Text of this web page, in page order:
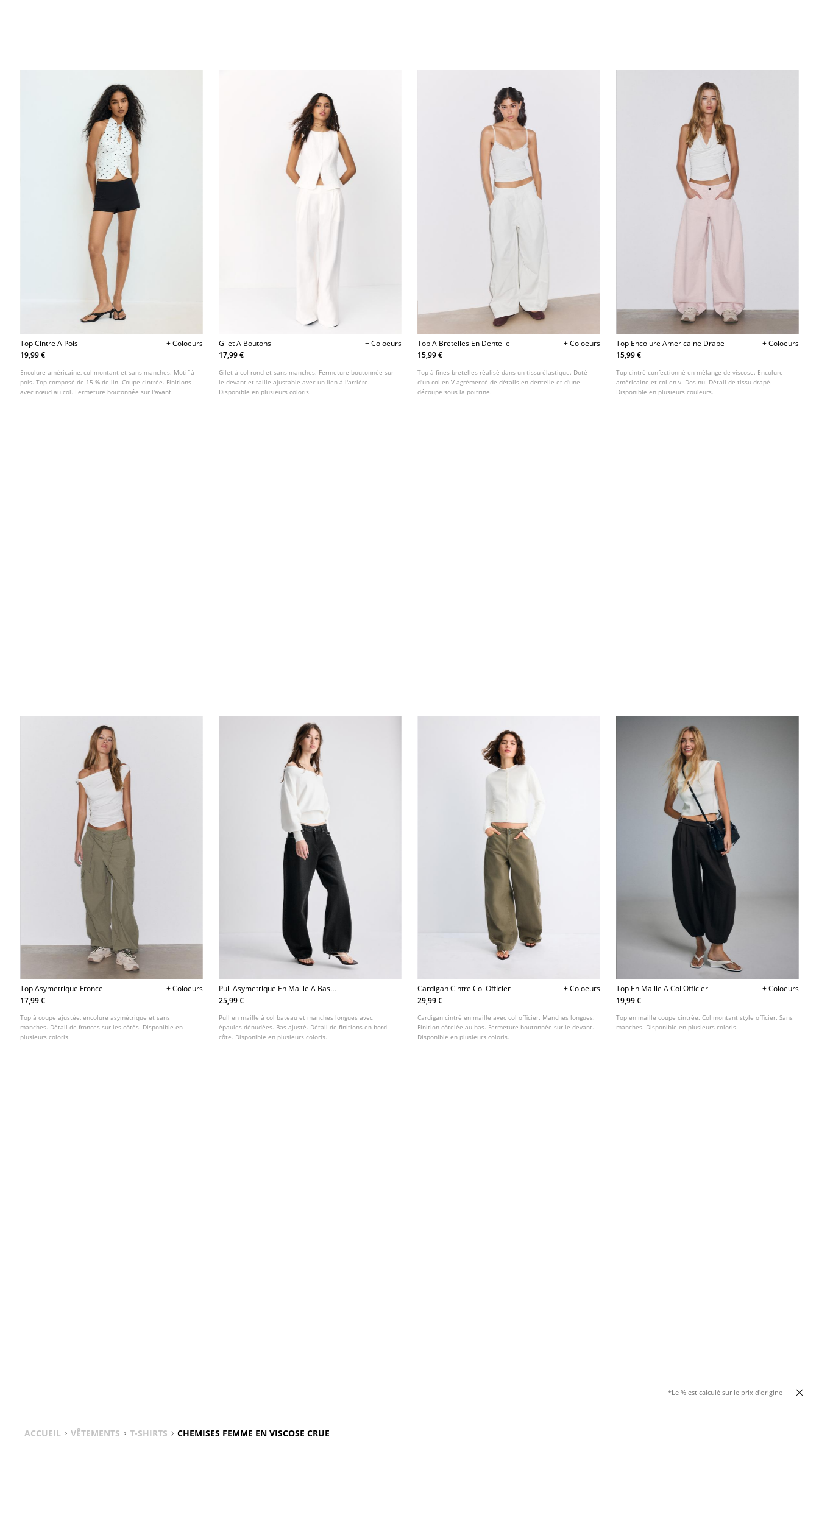
Top Cintre A Pois
+ Coloeurs
19,99 €
Encolure américaine, col montant et sans manches. Motif à
pois. Top composé de 15 % de lin. Coupe cintrée. Finitions
avec nœud au col. Fermeture boutonnée sur l'avant.
Gilet A Boutons
+ Coloeurs
17,99 €
Gilet à col rond et sans manches. Fermeture boutonnée sur
le devant et taille ajustable avec un lien à l'arrière.
Disponible en plusieurs coloris.
Top A Bretelles En Dentelle
+ Coloeurs
15,99 €
Top à fines bretelles réalisé dans un tissu élastique. Doté
d'un col en V agrémenté de détails en dentelle et d'une
découpe sous la poitrine.
Top Encolure Americaine Drape
+ Coloeurs
15,99 €
Top cintré confectionné en mélange de viscose. Encolure
américaine et col en v. Dos nu. Détail de tissu drapé.
Disponible en plusieurs couleurs.
Top Asymetrique Fronce
+ Coloeurs
17,99 €
Top à coupe ajustée, encolure asymétrique et sans
manches. Détail de fronces sur les côtés. Disponible en
plusieurs coloris.
Pull Asymetrique En Maille A Bas
Cotele
25,99 €
Pull en maille à col bateau et manches longues avec
épaules dénudées. Bas ajusté. Détail de finitions en bord-
côte. Disponible en plusieurs coloris.
Cardigan Cintre Col Officier
+ Coloeurs
29,99 €
Cardigan cintré en maille avec col officier. Manches longues.
Finition côtelée au bas. Fermeture boutonnée sur le devant.
Disponible en plusieurs coloris.
Top En Maille A Col Officier
+ Coloeurs
19,99 €
Top en maille coupe cintrée. Col montant style officier. Sans
manches. Disponible en plusieurs coloris.
*Le % est calculé sur le prix d'origine
ACCUEIL VÊTEMENTS T-SHIRTS CHEMISES FEMME EN VISCOSE CRUE